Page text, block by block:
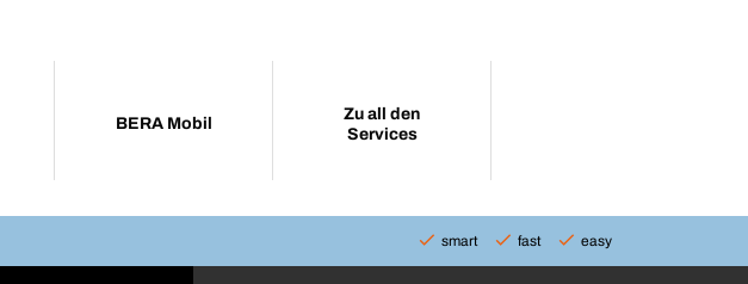
BERA Mobil
Zu all den
Services
smart fast easy